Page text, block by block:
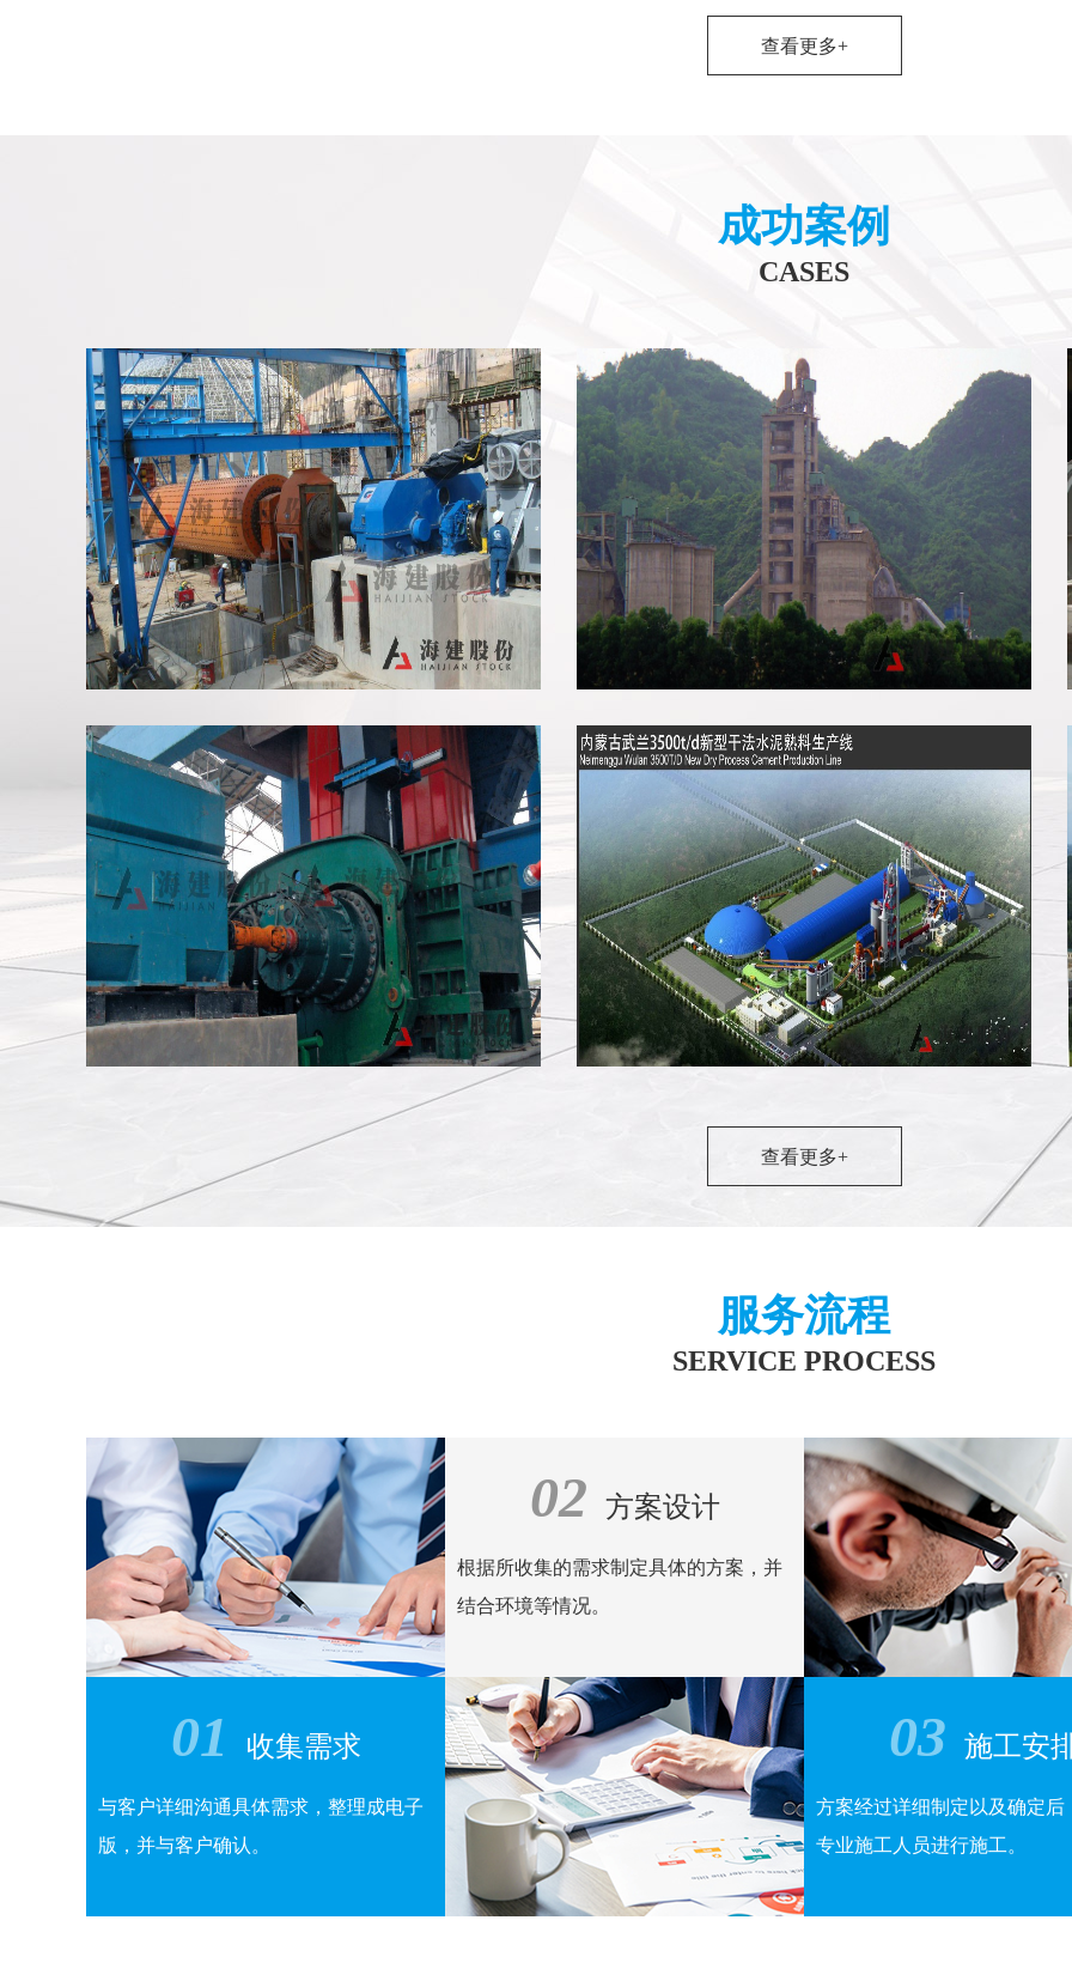
查看更多+
成功案例
CASES
哥伦比亚磨机项目 越南富新生产线
内蒙古武兰3500t/d新型干法水泥熟料生产
线
查看更多+
服务流程
SERVICE PROCESS
01 收集需求
与客户详细沟通具体需求，整理成电子
版，并与客户确认。
02 方案设计
根据所收集的需求制定具体的方案，并
结合环境等情况。
03 施工安
方案经过详细制定以及确定后
专业施工人员进行施工。